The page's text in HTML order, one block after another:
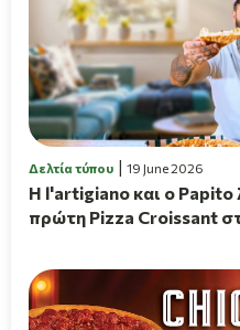
Δελτία τύπου 19 June 2026
H l'artigiano και ο Papito
πρώτη Pizza Croissant